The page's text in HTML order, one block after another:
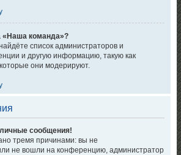
«Наша команда»?
список администраторов и
и другую информацию, такую как
они модерируют.
сообщения!
тремя причинами: вы не
не вошли на конференцию, администратор